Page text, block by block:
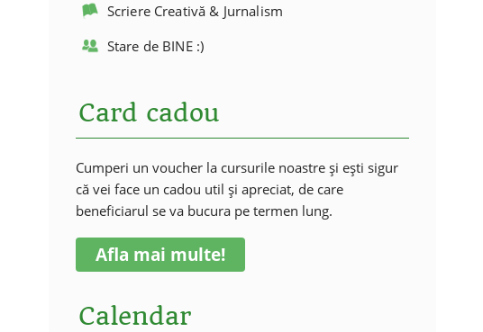
Scriere Creativă & Jurnalism
Stare de BINE :)
Card cadou
Cumperi un voucher la cursurile noastre și ești sigur
că vei face un cadou util și apreciat, de care
beneficiarul se va bucura pe termen lung.
Afla mai multe!
Calendar